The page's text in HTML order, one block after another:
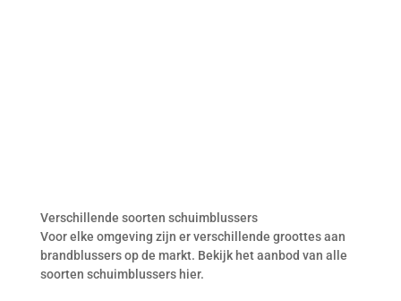
Verschillende soorten schuimblussers
Voor elke omgeving zijn er verschillende groottes aan
brandblussers op de markt. Bekijk het aanbod van alle
soorten schuimblussers hier.